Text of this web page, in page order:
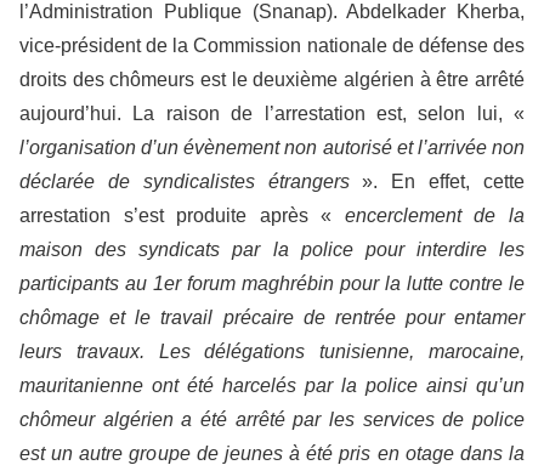
l’Administration Publique (Snanap). Abdelkader Kherba,
vice-président de la Commission nationale de défense des
droits des chômeurs est le deuxième algérien à être arrêté
aujourd’hui. La raison de l’arrestation est, selon lui, «
l’organisation d’un évènement non autorisé et l’arrivée non
déclarée de syndicalistes étrangers». En effet, cette
arrestation s’est produite après « encerclement de la
maison des syndicats par la police pour interdire les
participants au 1er forum maghrébin pour la lutte contre le
chômage et le travail précaire de rentrée pour entamer
leurs travaux. Les délégations tunisienne, marocaine,
mauritanienne ont été harcelés par la police ainsi qu’un
chômeur algérien a été arrêté par les services de police
est un autre groupe de jeunes à été pris en otage dans la